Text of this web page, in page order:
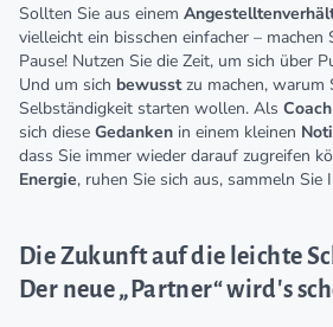
Sollten Sie aus einem
vielleicht ein bisschen einfacher –
Pause! Nutzen Sie die Zeit, um sich über
Und um sich bewusstzu machen, warum
Selbständigkeit starten wollen. Als Coach
sich diese Gedanken in einem kleinen
dass Sie immer wieder darauf zugreifen
Energie, ruhen Sie sich aus, sammeln Sie
Die Zukunft auf die leichte
Der neue „Partner“ wird's